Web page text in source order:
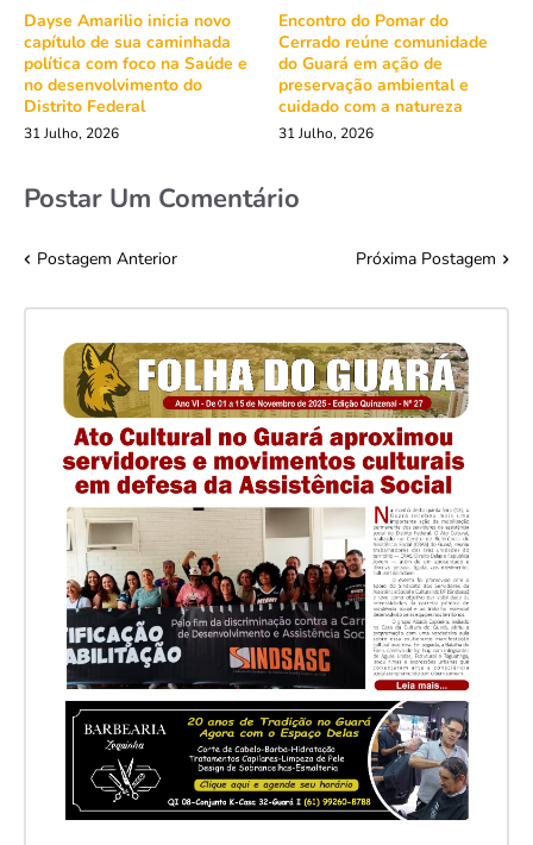
Dayse Amarilio inicia novo
capítulo de sua caminhada
política com foco na Saúde e
no desenvolvimento do
Distrito Federal
31 Julho, 2026
Encontro do Pomar do
Cerrado reúne comunidade
do Guará em ação de
preservação ambiental e
cuidado com a natureza
31 Julho, 2026
Postar Um Comentário
Postagem Anterior Próxima Postagem